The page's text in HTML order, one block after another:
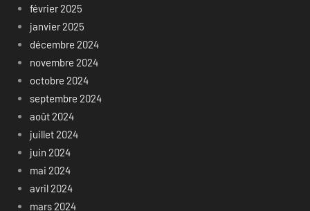
février 2025
janvier 2025
décembre 2024
novembre 2024
octobre 2024
septembre 2024
août 2024
juillet 2024
juin 2024
mai 2024
avril 2024
mars 2024